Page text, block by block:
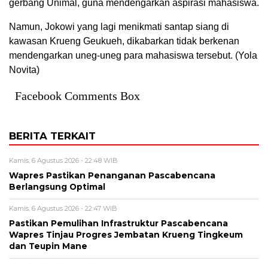
gerbang Unimal, guna mendengarkan aspirasi mahasiswa.
Namun, Jokowi yang lagi menikmati santap siang di
kawasan Krueng Geukueh, dikabarkan tidak berkenan
mendengarkan uneg-uneg para mahasiswa tersebut. (Yola
Novita)
Facebook Comments Box
BERITA TERKAIT
Kamis, 6 Agustus 2026 - 22:48 WIB
Wapres Pastikan Penanganan Pascabencana
Berlangsung Optimal
Kamis, 6 Agustus 2026 - 22:47 WIB
Pastikan Pemulihan Infrastruktur Pascabencana
Wapres Tinjau Progres Jembatan Krueng Tingkeum
dan Teupin Mane